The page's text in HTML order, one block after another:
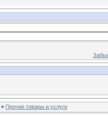
» Прочие товары и услуги